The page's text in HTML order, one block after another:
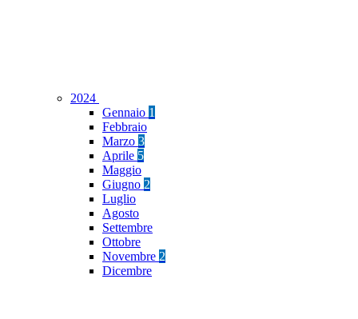
2024
Gennaio 1
Febbraio
Marzo 3
Aprile 5
Maggio
Giugno 2
Luglio
Agosto
Settembre
Ottobre
Novembre 2
Dicembre